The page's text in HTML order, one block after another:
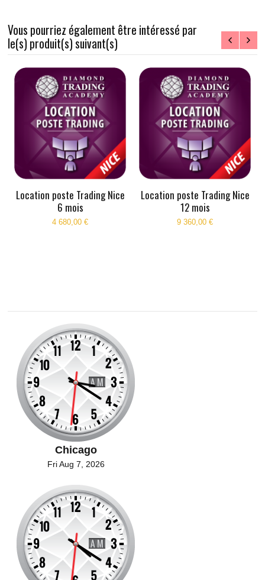
Vous pourriez également être intéressé par
le(s) produit(s) suivant(s)
Location poste Trading Nice
6 mois
4 680,00 €
Location poste Trading Nice
12 mois
9 360,00 €
Chicago
Fri Aug 7, 2026